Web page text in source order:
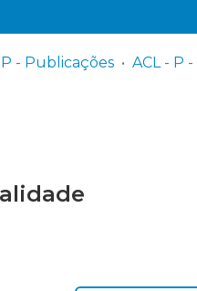
P - Publicações